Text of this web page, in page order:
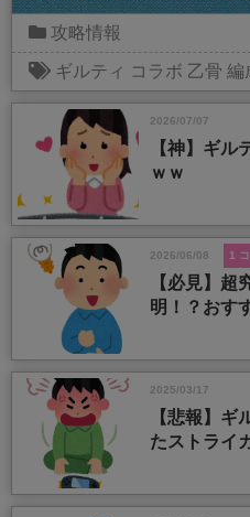
攻略情報
ギルティ コラボ 乙骨 編
2026/07/07
【神】ギル
ｗｗ
2026/06/08 1
【必見】超
明！？おす
2025/03/17
【悲報】ギ
たストライ